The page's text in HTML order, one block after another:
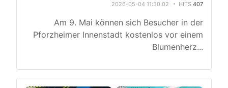
2026-05-04 11:30:02 HITS 407
Am 9. Mai können sich Besucher in der
Pforzheimer Innenstadt kostenlos vor einem
Blumenherz...